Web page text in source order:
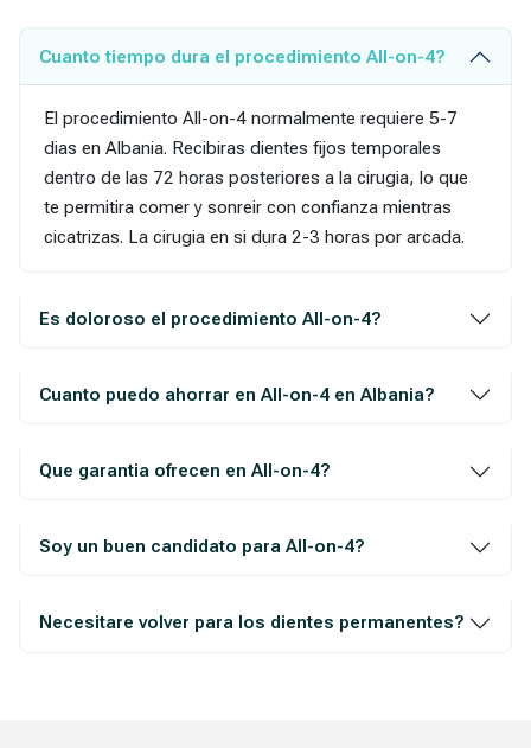
Cuanto tiempo dura el procedimiento All-on-4?
El procedimiento All-on-4 normalmente requiere 5-7
dias en Albania. Recibiras dientes fijos temporales
dentro de las 72 horas posteriores a la cirugia, lo que
te permitira comer y sonreir con confianza mientras
cicatrizas. La cirugia en si dura 2-3 horas por arcada.
Es doloroso el procedimiento All-on-4?
Cuanto puedo ahorrar en All-on-4 en Albania?
Que garantia ofrecen en All-on-4?
Soy un buen candidato para All-on-4?
Necesitare volver para los dientes permanentes?